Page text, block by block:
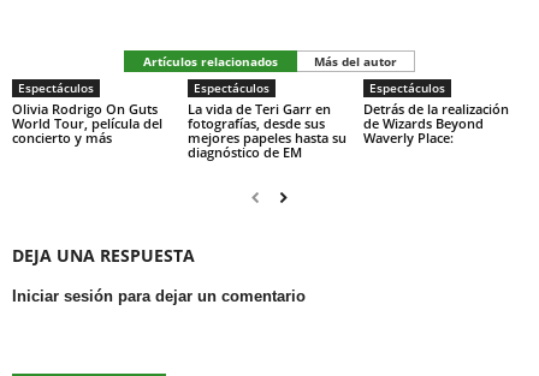
Artículos relacionados
Más del autor
Espectáculos
Olivia Rodrigo On Guts
World Tour, película del
concierto y más
Espectáculos
La vida de Teri Garr en
fotografías, desde sus
mejores papeles hasta su
diagnóstico de EM
Espectáculos
Detrás de la realización
de Wizards Beyond
Waverly Place:
DEJA UNA RESPUESTA
Iniciar sesión para dejar un comentario